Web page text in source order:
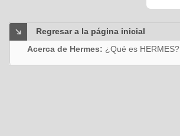
Regresar a la página inicial
Acerca de Hermes: ¿Qué es HERMES?